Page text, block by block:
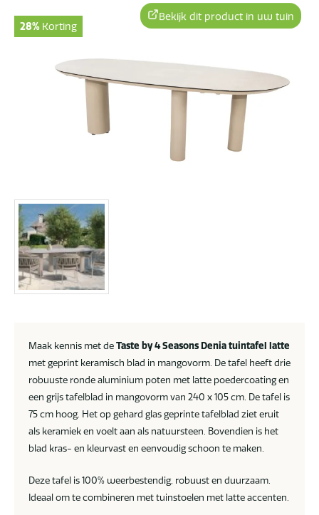
28% Korting
Bekijk dit product in uw tuin
Maak kennis met deTaste by 4 Seasons Denia tuintafel latte
met geprint keramisch blad in mangovorm. De tafel heeft drie
robuuste ronde aluminium poten met latte poedercoating en
een grijs tafelblad in mangovorm van 240 x 105 cm. De tafel is
75 cm hoog. Het op gehard glas geprinte tafelblad ziet eruit
als keramiek en voelt aan als natuursteen. Bovendien is het
blad kras- en kleurvast en eenvoudig schoon te maken.
Deze tafel is 100% weerbestendig, robuust en duurzaam.
Ideaal om te combineren met tuinstoelen met latte accenten.